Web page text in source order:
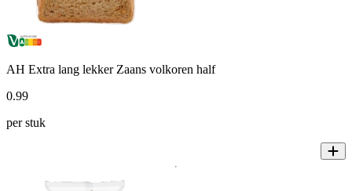
AH Extra lang lekker Zaans volkoren half
0.99
per stuk